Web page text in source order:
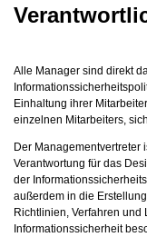
Alle Manager sind direkt
Einhaltung ihrer
einzelnen Mitarbeiters,
Der Managementvertreter
Verantwortung für das
der
außerdem in die
Richtlinien, Verfahren
Informationssicherheit